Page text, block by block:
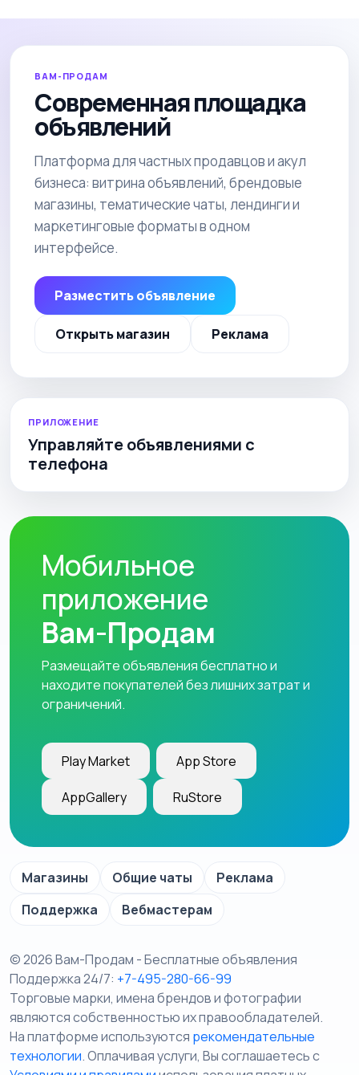
ВАМ-ПРОДАМ
Современная площадка
объявлений
Платформа для частных продавцов и акул
бизнеса: витрина объявлений, брендовые
магазины, тематические чаты, лендинги и
маркетинговые форматы в одном
интерфейсе.
Разместить объявление
Открыть магазин Реклама
ПРИЛОЖЕНИЕ
Управляйте объявлениями с
телефона
Мобильное
приложение
Вам-Продам
Размещайте объявления бесплатно и
находите покупателей без лишних затрат и
ограничений.
Play Market App Store
AppGallery RuStore
Магазины Общие чаты
Реклама
Поддержка
Вебмастерам
© 2026 Вам-Продам - Бесплатные объявления
Поддержка 24/7: +7-495-280-66-99
Торговые марки, имена брендов и фотографии
являются собственностью их правообладателей.
На платформе используются рекомендательные
технологии. Оплачивая услуги, Вы соглашаетесь c